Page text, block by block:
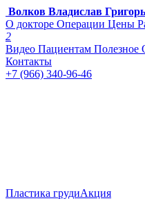
Волков Владислав
О докторе Операции Цены
2
Видео Пациентам Полезное
Контакты
+7 (966) 340-96-46
Пластика грудиАкция